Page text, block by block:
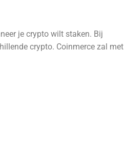
je crypto wilt staken. Bij
crypto. Coinmerce zal met